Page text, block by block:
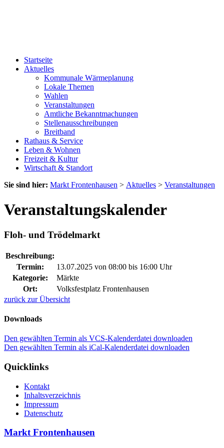
Startseite
Aktuelles
Kommunale Wärmeplanung
Lokale Themen
Wahlen
Veranstaltungen
Amtliche Bekanntmachungen
Stellenausschreibungen
Breitband
Rathaus & Service
Leben & Wohnen
Freizeit & Kultur
Wirtschaft & Standort
Sie sind hier: Markt Frontenhausen > Aktuelles > Veranstaltungen
Veranstaltungskalender
Floh- und Trödelmarkt
Beschreibung:
Termin:
13.07.2025 von 08:00 bis 16:00 Uhr
Kategorie:
Märkte
Ort:
Volksfestplatz Frontenhausen
zurück zur Übersicht
Downloads
Den gewählten Termin als VCS-Kalenderdatei downloaden
Den gewählten Termin als iCal-Kalenderdatei downloaden
Quicklinks
Kontakt
Inhaltsverzeichnis
Impressum
Datenschutz
Markt Frontenhausen